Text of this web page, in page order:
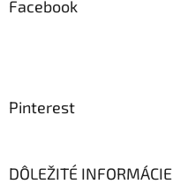
Facebook
Pinterest
DÔLEŽITÉ INFORMÁCIE